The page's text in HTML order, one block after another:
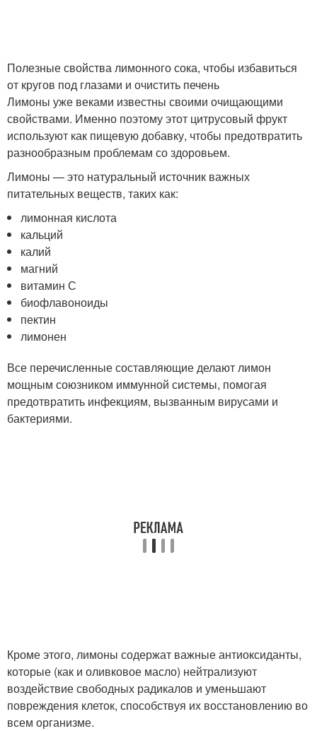
Полезные свойства лимонного сока, чтобы избавиться
от кругов под глазами и очистить печень
Лимоны уже веками известны своими очищающими
свойствами. Именно поэтому этот цитрусовый фрукт
используют как пищевую добавку, чтобы предотвратить
разнообразным проблемам со здоровьем.
Лимоны — это натуральный источник важных
питательных веществ, таких как:
лимонная кислота
кальций
калий
магний
витамин С
биофлавоноиды
пектин
лимонен
Все перечисленные составляющие делают лимон
мощным союзником иммунной системы, помогая
предотвратить инфекциям, вызванным вирусами и
бактериями.
Кроме этого, лимоны содержат важные антиоксиданты,
которые (как и оливковое масло) нейтрализуют
воздействие свободных радикалов и уменьшают
повреждения клеток, способствуя их восстановлению во
всем организме.